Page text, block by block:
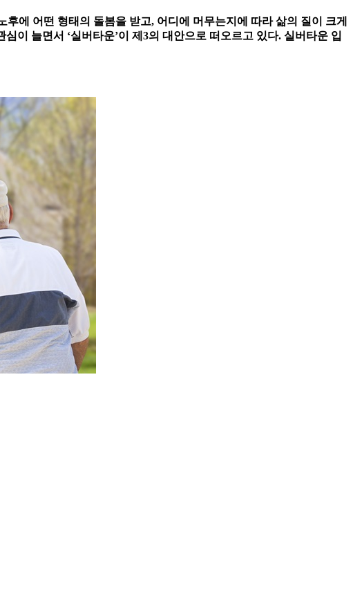
에 어떤 형태의 돌봄을 받고, 어디에 머무는지에 따라 삶의 질이 크게
이 늘면서 ‘실버타운’이 제3의 대안으로 떠오르고 있다. 실버타운 입